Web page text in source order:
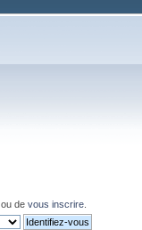
ou de vous inscrire